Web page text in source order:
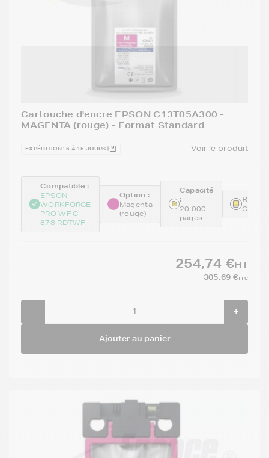
Cartouche d'encre EPSON C13T05A300 -
MAGENTA (rouge) - Format Standard
EXPÉDITION : 6 À 15 JOURS Voir le produit
Compatible :
EPSON
WORKFORCE
PRO WF C
878 RDTWF
Option :
Magenta
(rouge)
Capacité
:
20 000
pages
254,74 €HT
305,69 €TTC
- +
Ajouter au panier